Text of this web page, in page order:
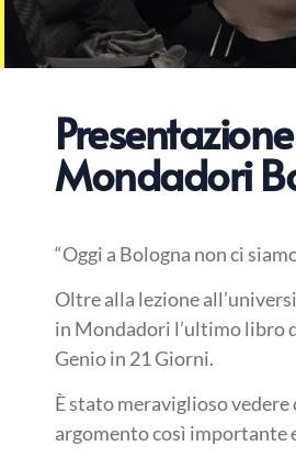
Mondadori
“Oggi a Bologna non ci
Oltre alla lezione
in Mondadori l’ultimo libro
Genio in 21 Giorni.
È stato meraviglioso
argomento così importante